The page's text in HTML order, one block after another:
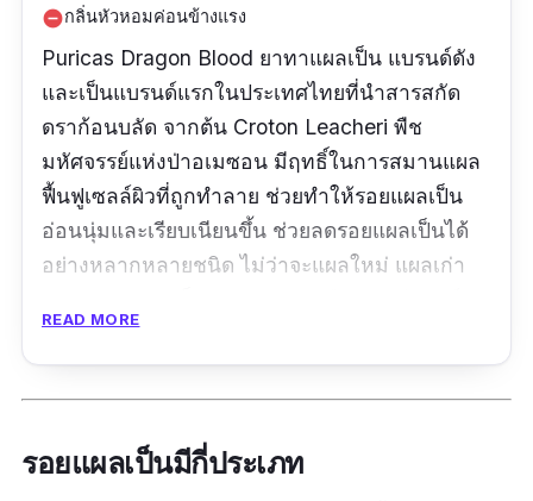
remove_circleกลิ่นหัวหอมค่อนข้างแรง
Puricas Dragon Blood ยาทาแผลเป็น แบรนด์ดัง
และเป็นแบรนด์แรกในประเทศไทยที่นำสารสกัด
ดราก้อนบลัด จากต้น Croton Leacheri พืช
มหัศจรรย์แห่งป่าอเมซอน มีฤทธิ์ในการสมานแผล
ฟื้นฟูเซลล์ผิวที่ถูกทำลาย ช่วยทำให้รอยแผลเป็น
อ่อนนุ่มและเรียบเนียนขึ้น ช่วยลดรอยแผลเป็นได้
อย่างหลากหลายชนิด ไม่ว่าจะแผลใหม่ แผลเก่า
แถมเขายังโด่งดังในเรื่องการรักษารอยแผลเป็นบน
ใบหน้าที่เกิดจากสิวอีกด้วย เพราะใช้แล้วเห็นผล
จริง แผลเป็นดูจางลงภายในเวลาแค่ 2-4 สัปดาห์
READ MORE
รอยแผลเป็นมีกี่ประเภท